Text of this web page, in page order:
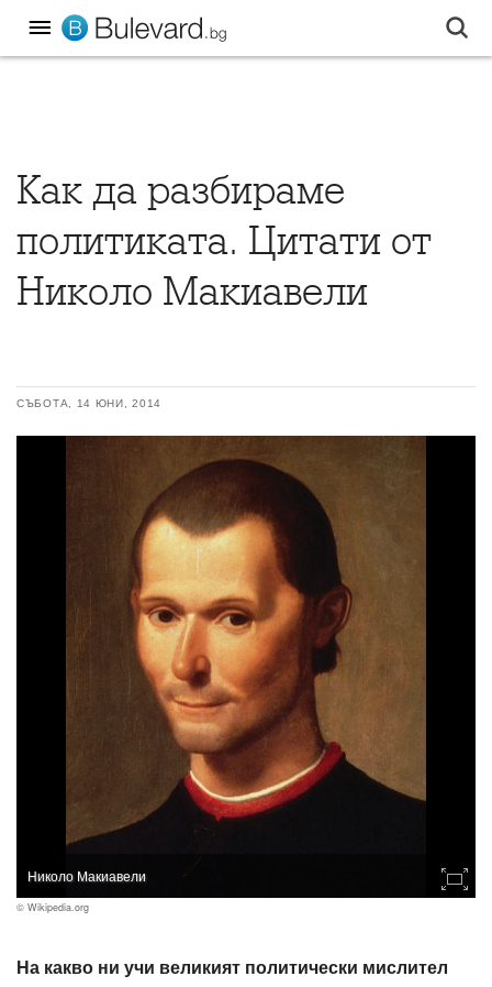
Как да разбираме
политиката. Цитати от
Николо Макиавели
СЪБОТА, 14 ЮНИ, 2014
Николо Макиавели
© Wikipedia.org
На какво ни учи великият политически мислител